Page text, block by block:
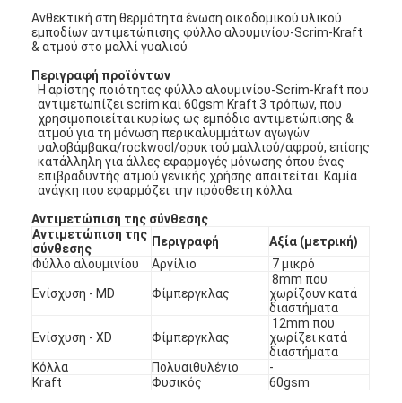
Ανθεκτική στη θερμότητα ένωση οικοδομικού υλικού
εμποδίων αντιμετώπισης φύλλο αλουμινίου-Scrim-Kraft
& ατμού στο μαλλί γυαλιού
Περιγραφή προϊόντων
Η αρίστης ποιότητας φύλλο αλουμινίου-Scrim-Kraft που
αντιμετωπίζει scrim και 60gsm Kraft 3 τρόπων, που
χρησιμοποιείται κυρίως ως εμπόδιο αντιμετώπισης &
ατμού για τη μόνωση περικαλυμμάτων αγωγών
υαλοβάμβακα/rockwool/ορυκτού μαλλιού/αφρού, επίσης
κατάλληλη για άλλες εφαρμογές μόνωσης όπου ένας
επιβραδυντής ατμού γενικής χρήσης απαιτείται. Καμία
ανάγκη που εφαρμόζει την πρόσθετη κόλλα.
Αντιμετώπιση της σύνθεσης
Αντιμετώπιση της
σύνθεσης
Περιγραφή
Αξία (μετρική)
Φύλλο αλουμινίου
Αργίλιο 7 μικρό
Ενίσχυση - MD Φίμπεργκλας
8mm που
χωρίζουν κατά
διαστήματα
Ενίσχυση - XD Φίμπεργκλας
12mm που
χωρίζει κατά
διαστήματα
Κόλλα
Πολυαιθυλένιο
-
Kraft
Φυσικός 60gsm